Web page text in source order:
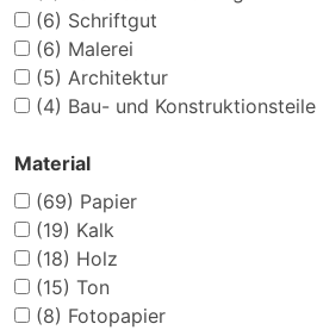
(6) Schriftgut
(6) Malerei
(5) Architektur
(4) Bau- und Konstruktionsteile
Material
(69) Papier
(19) Kalk
(18) Holz
(15) Ton
(8) Fotopapier